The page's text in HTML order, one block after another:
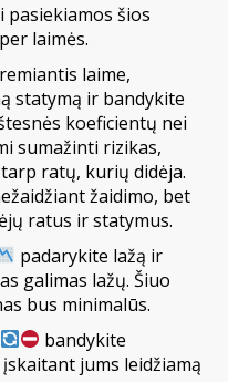
pasiekiamos šios
laimės.
remiantis laime,
statymą ir bandykite
koeficientų nei
sumažinti rizikas,
ratų, kurių didėja.
žaidimo, bet
ratus ir statymus.
padarykite lažą ir
galimas lažų. Šiuo
bus minimalūs.
bandykite
jums leidžiamą